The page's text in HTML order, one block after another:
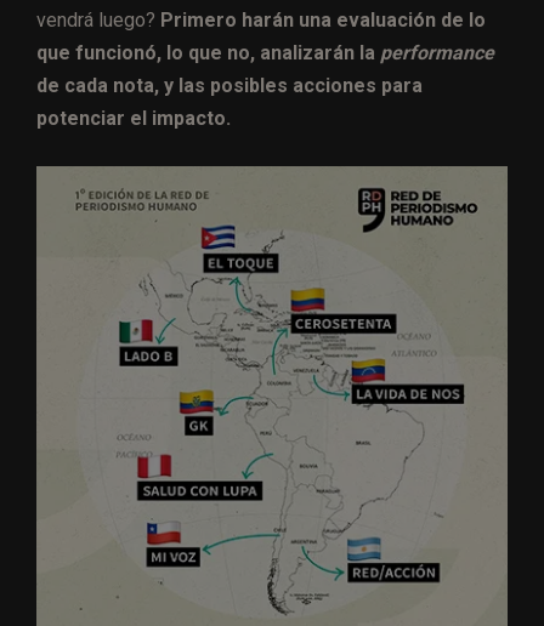
vendrá luego? Primero harán una evaluación de lo
que funcionó, lo que no, analizarán la performance
de cada nota, y las posibles acciones para
potenciar el impacto.